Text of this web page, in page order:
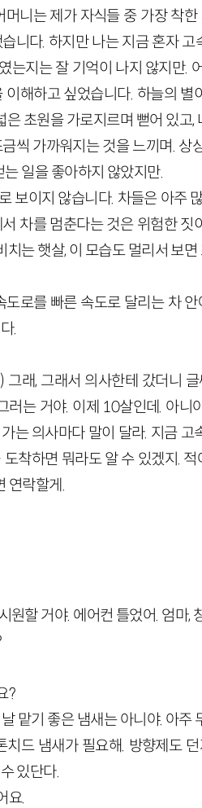
머니는 제가 자식들 중 가장 착
니다. 하지만 나는 지금 혼자
는지는 잘 기억이 나지 않지만.
해하고 싶었습니다. 하늘의
은 초원을 가로지르며 뻗어 있
씩 가까워지는 것을 느끼며.
일을 좋아하지 않았지만.
보이지 않습니다. 차들은 아주
차를 멈춘다는 것은 위험한
치는 햇살, 이 모습도 멀리서 보
로를 빠른 속도로 달리는 차
.
래, 그래서 의사한테 갔더니
러는 거야. 이제 10살인데. 아
는 의사마다 말이 달라. 지금
착하면 뭐라도 알 수 있겠지. 적
연락할게.
원할 거야. 에어컨 틀었어. 엄마,
?
맡기 좋은 냄새는 아니야. 아주
치드 냄새가 필요해. 방향제도
있단다.
요.